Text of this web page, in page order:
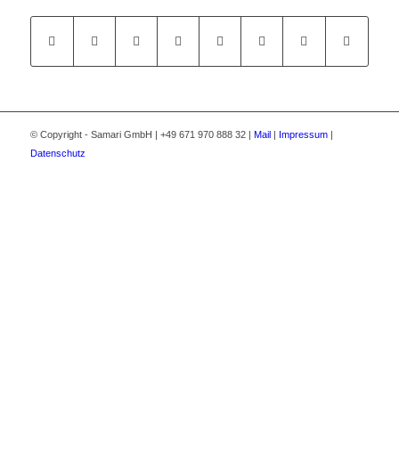
© Copyright - Samari GmbH | +49 671 970 888 32 | Mail Impressum|
Datenschutz